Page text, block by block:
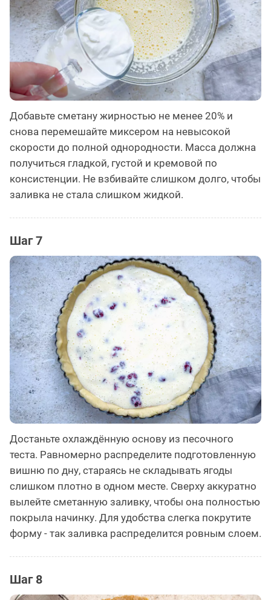
Добавьте сметану жирностью не менее 20% и
снова перемешайте миксером на невысокой
скорости до полной однородности. Масса должна
получиться гладкой, густой и кремовой по
консистенции. Не взбивайте слишком долго, чтобы
заливка не стала слишком жидкой.
Шаг 7
Достаньте охлаждённую основу из песочного
теста. Равномерно распределите подготовленную
вишню по дну, стараясь не складывать ягоды
слишком плотно в одном месте. Сверху аккуратно
вылейте сметанную заливку, чтобы она полностью
покрыла начинку. Для удобства слегка покрутите
форму - так заливка распределится ровным слоем.
Шаг 8